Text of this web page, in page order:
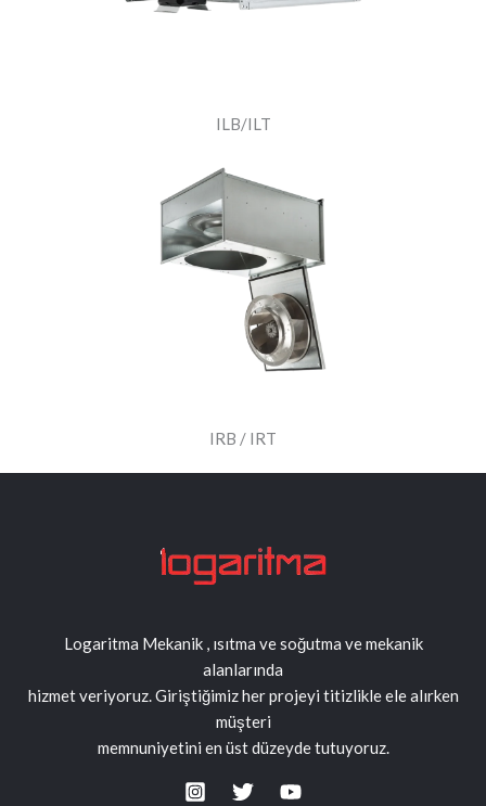
ILB/ILT
IRB / IRT
Logaritma Mekanik , ısıtma ve soğutma ve mekanik
alanlarında
hizmet veriyoruz. Giriştiğimiz her projeyi titizlikle ele alırken
müşteri
memnuniyetini en üst düzeyde tutuyoruz.